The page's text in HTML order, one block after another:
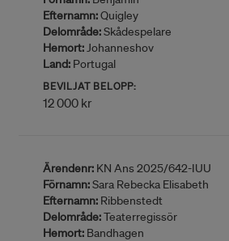
Efternamn:Quigley
Delområde:Skådespelare
Hemort:Johanneshov
Land: Portugal
BEVILJAT BELOPP:
12 000 kr
Ärendenr: KN Ans 2025/642-IUU
Förnamn:Sara Rebecka Elisabeth
Efternamn: Ribbenstedt
Delområde:Teaterregissör
Hemort: Bandhagen